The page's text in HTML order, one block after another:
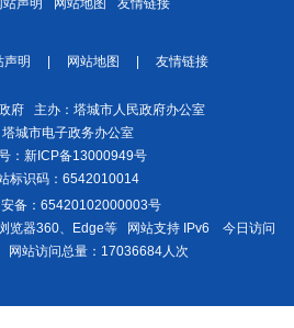
声明 网站地图 友情链接
府 主办：塔城市人民政府办公室
城市电子政务办公室
： 新ICP备13000949号
标识码：6542010014
备： 65420102000003号
览器360、Edge等 网站支持 IPv6
今日访问
网站访问总量：17036684人次